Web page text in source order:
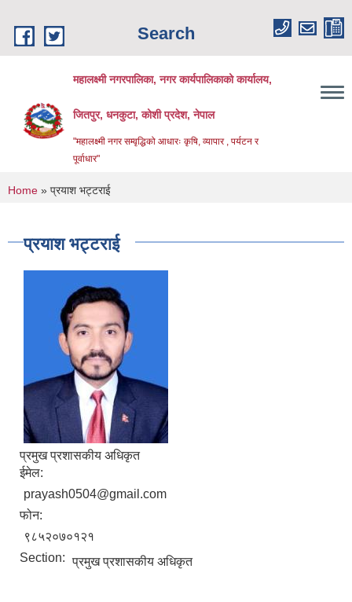
Search
महालक्ष्मी नगरपालिका, नगर कार्यपालिकाको कार्यालय,
जितपुर, धनकुटा, कोशी प्रदेश, नेपाल
"महालक्ष्मी नगर सम्वृद्धिको आधारः कृषि, व्यापार , पर्यटन र
पूर्वाधार"
You are here
Home » प्रयाश भट्टराई
प्रयाश भट्टराई
प्रमुख प्रशासकीय अधिकृत
ईमेल:
prayash0504@gmail.com
फोन:
९८५२०७०१२१
Section: प्रमुख प्रशासकीय अधिकृत